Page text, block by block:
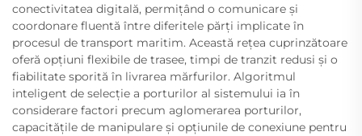
conectivitatea digitală, permițând o comunicare și
coordonare fluentă între diferitele părți implicate în
procesul de transport maritim. Această rețea cuprinzătoare
oferă opțiuni flexibile de trasee, timpi de tranzit redusi și o
fiabilitate sporită în livrarea mărfurilor. Algoritmul
inteligent de selecție a porturilor al sistemului ia în
considerare factori precum aglomerarea porturilor,
capacitățile de manipulare și opțiunile de conexiune pentru